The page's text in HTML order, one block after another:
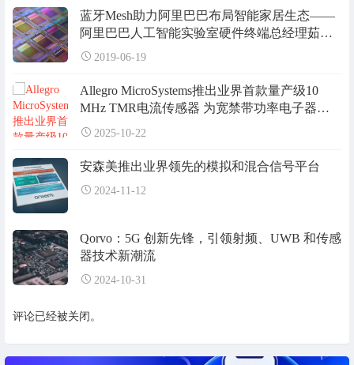
蓝牙Mesh助力阿里巴巴布局智能家居生态——
阿里巴巴人工智能实验室硬件终端总经理茹忆
访谈
2019-06-19
Allegro MicroSystems推出业界首款量产级10
MHz TMR电流传感器 为宽禁带功率电子器件
提供精准保护与控制
2025-10-22
安森美推出业界领先的模拟和混合信号平台
2024-11-12
Qorvo：5G 创新先锋，引领射频、UWB 和传感
器技术新潮流
2024-10-31
评论已经被关闭。